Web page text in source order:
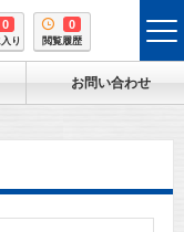
0
り
0
閲覧履歴
お問い合わせ